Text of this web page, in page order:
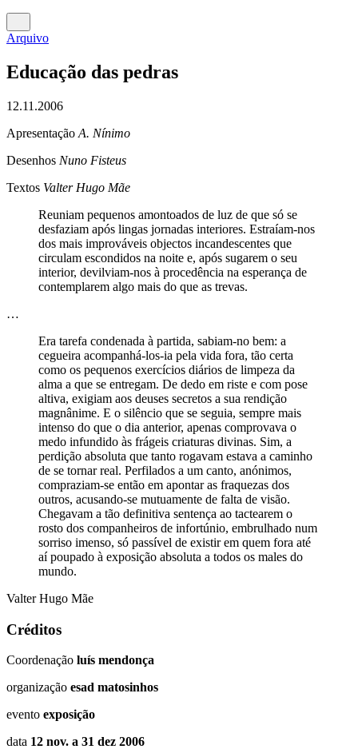
Arquivo
Educação das pedras
12.11.2006
Apresentação A. Nínimo
Desenhos Nuno Fisteus
Textos Valter Hugo Mãe
Reuniam pequenos amontoados de luz de que só se
desfaziam após lingas jornadas interiores. Estraíam-nos
dos mais improváveis objectos incandescentes que
circulam escondidos na noite e, após sugarem o seu
interior, devilviam-nos à procedência na esperança de
contemplarem algo mais do que as trevas.
…
Era tarefa condenada à partida, sabiam-no bem: a
cegueira acompanhá-los-ia pela vida fora, tão certa
como os pequenos exercícios diários de limpeza da
alma a que se entregam. De dedo em riste e com pose
altiva, exigiam aos deuses secretos a sua rendição
magnânime. E o silêncio que se seguia, sempre mais
intenso do que o dia anterior, apenas comprovava o
medo infundido às frágeis criaturas divinas. Sim, a
perdição absoluta que tanto rogavam estava a caminho
de se tornar real. Perfilados a um canto, anónimos,
compraziam-se então em apontar as fraquezas dos
outros, acusando-se mutuamente de falta de visão.
Chegavam a tão definitiva sentença ao tactearem o
rosto dos companheiros de infortúnio, embrulhado num
sorriso imenso, só passível de existir em quem fora até
aí poupado à exposição absoluta a todos os males do
mundo.
Valter Hugo Mãe
Créditos
Coordenação luís mendonça
organização esad matosinhos
evento exposição
data 12 nov. a 31 dez 2006